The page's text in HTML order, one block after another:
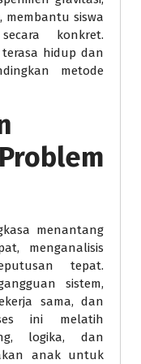
siswa
konkret.
hidup dan
metode
menantang
menganalisis
tepat.
sistem,
sama, dan
ini melatih
logika, dan
anak untuk